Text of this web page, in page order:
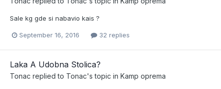
Sale kg gde si nabavio kais ?
September 16, 2016 32 replies
Laka A Udobna Stolica?
Tonac replied to Tonac's topic in Kamp oprema